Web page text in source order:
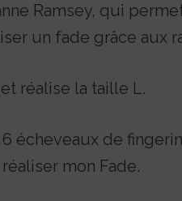
Ramsey, qui
un fade grâce aux
réalise la taille L.
écheveaux de
mon Fade.